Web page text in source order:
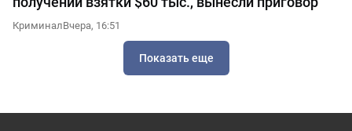
КриминалВчера, 16:51
Показать еще